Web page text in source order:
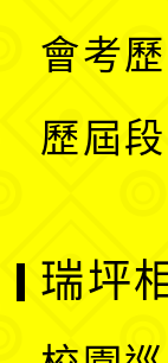
會考
歷屆
瑞坪